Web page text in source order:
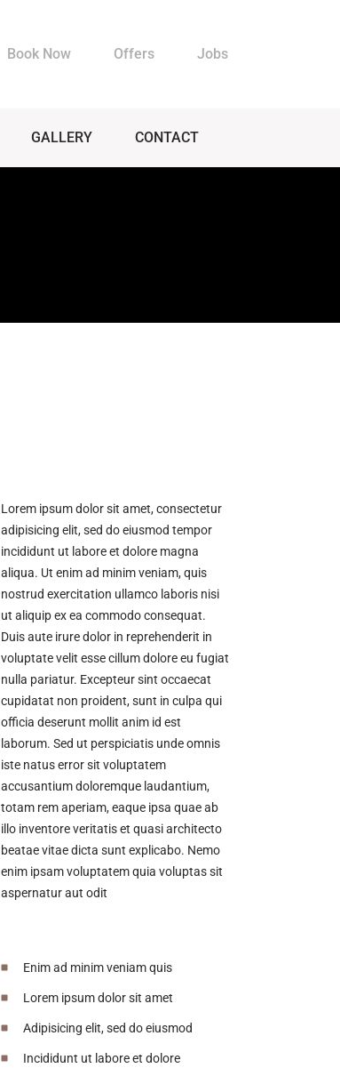
Book Now Offers Jobs
GALLERY CONTACT
Lorem ipsum dolor sit amet, consectetur
adipisicing elit, sed do eiusmod tempor
incididunt ut labore et dolore magna
aliqua. Ut enim ad minim veniam, quis
nostrud exercitation ullamco laboris nisi
ut aliquip ex ea commodo consequat.
Duis aute irure dolor in reprehenderit in
voluptate velit esse cillum dolore eu fugiat
nulla pariatur. Excepteur sint occaecat
cupidatat non proident, sunt in culpa qui
officia deserunt mollit anim id est
laborum. Sed ut perspiciatis unde omnis
iste natus error sit voluptatem
accusantium doloremque laudantium,
totam rem aperiam, eaque ipsa quae ab
illo inventore veritatis et quasi architecto
beatae vitae dicta sunt explicabo. Nemo
enim ipsam voluptatem quia voluptas sit
aspernatur aut odit
Enim ad minim veniam quis
Lorem ipsum dolor sit amet
Adipisicing elit, sed do eiusmod
Incididunt ut labore et dolore